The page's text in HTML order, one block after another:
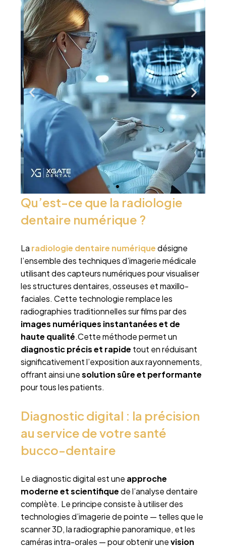
Qu’est-ce que la radiologie
dentaire numérique ?
La radiologie dentaire numériquedésigne
l’ensemble des techniques d’imagerie médicale
utilisant des capteurs numériques pour visualiser
les structures dentaires, osseuses et maxillo-
faciales. Cette technologie remplace les
radiographies traditionnelles sur films par des
images numériques instantanées et de
haute qualité.Cette méthode permet un
diagnostic précis et rapide tout en réduisant
significativement l’exposition aux rayonnements,
offrant ainsi unesolution sûre et performante
pour tous les patients.
Diagnostic digital : la précision
au service de votre santé
bucco-dentaire
Le diagnostic digital est une approche
moderne et scientifiquede l’analyse dentaire
complète. Le principe consiste à utiliser des
technologies d’imagerie de pointe — telles que le
scanner 3D, la radiographie panoramique, et les
caméras intra-orales — pour obtenir unevision